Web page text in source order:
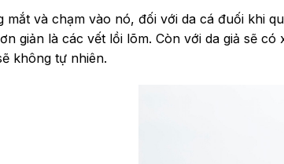
và chạm vào nó, đối với da cá đuối khi
giản là các vết lồi lõm. Còn với da giả sẽ
không tự nhiên.